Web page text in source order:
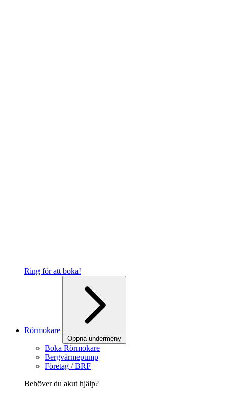
Ring för att boka!
Rörmokare
Öppna undermeny
Boka Rörmokare
Bergvärmepump
Företag / BRF
Behöver du akut hjälp?